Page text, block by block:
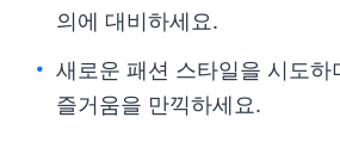
의에 대비하세요.
새로운 패션 스타일을 시도하
즐거움을 만끽하세요.